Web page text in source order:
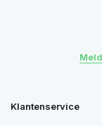
Klantenservice